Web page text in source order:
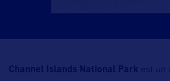
Channel Islands National Park est un